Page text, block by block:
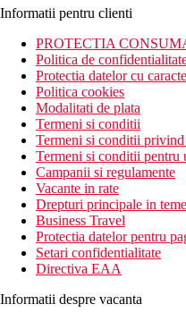
Informatii pentru clienti
PROTECTIA
Politica de
Protectia datelor cu
Politica cookies
Modalitati de plata
Termeni si conditii
Termeni si conditii
Termeni si conditii pentru
Campanii si regulamente
Vacante in rate
Drepturi principale in
Business Travel
Protectia datelor pentru
Setari confidentialitate
Directiva EAA
Informatii despre vacanta